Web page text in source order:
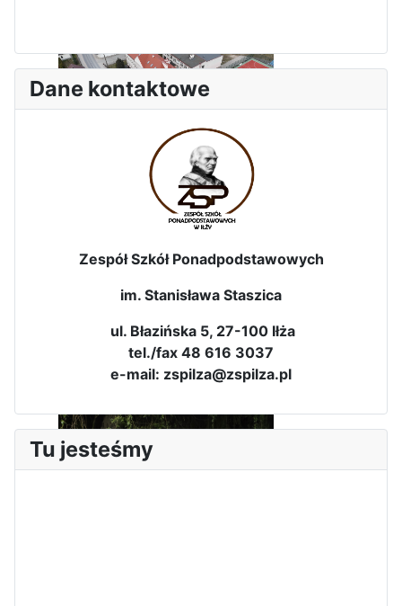
Informatycy zapraszają do
Staszica w Iłży!
Zakończenie roku maturzystów
Dane kontaktowe
Zespół Szkół Ponadpodstawowych
im. Stanisława Staszica
ul. Błazińska 5, 27-100 Iłża
tel./fax 48 616 3037
e-mail: zspilza@zspilza.pl
Tu jesteśmy